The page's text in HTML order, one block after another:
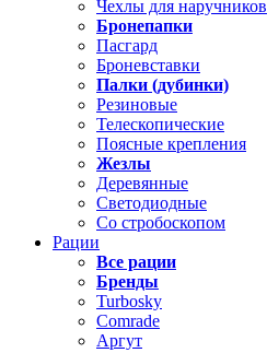
Чехлы для наручников
Бронепапки
Пасгард
Броневставки
Палки (дубинки)
Резиновые
Телескопические
Поясные крепления
Жезлы
Деревянные
Светодиодные
Со стробоскопом
Рации
Все рации
Бренды
Turbosky
Comrade
Аргут